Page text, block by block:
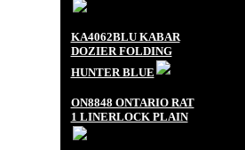
KA4062BLU KABAR
DOZIER FOLDING
HUNTER BLUE
ON8848 ONTARIO RAT
1 LINERLOCK PLAIN